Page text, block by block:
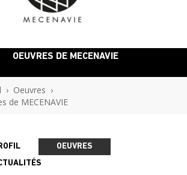
OEUVRES DE MECENAVIE
› Oeuvres ›
de MECENAVIE
OEUVRES